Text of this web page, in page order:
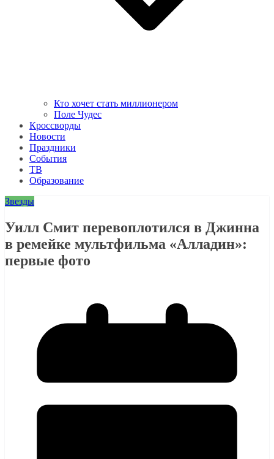
Кто хочет стать миллионером
Поле Чудес
Кроссворды
Новости
Праздники
События
ТВ
Образование
Звезды
Уилл Смит перевоплотился в Джинна
в ремейке мультфильма «Алладин»:
первые фото